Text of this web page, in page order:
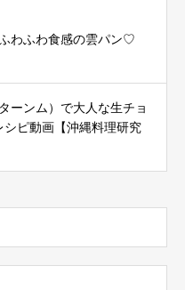
わふわ食感の雲パン♡
ーンム）で大人な生チョ
シピ動画【沖縄料理研究